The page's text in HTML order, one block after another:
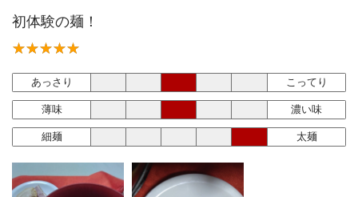
初体験の麺！
あっさり こってり
薄味 濃い味
細麺 太麺